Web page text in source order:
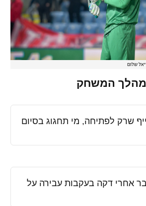
שלום
מהלך המשחק
שרק לפתיחה, מי תחגוג בסיום
אחרי דקה בעקבות עבירה על